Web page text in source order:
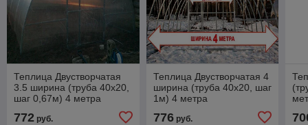
Теплица Двустворчатая
3.5 ширина (труба 40х20,
шаг 0,67м) 4 метра
772 руб.
Теплица Двустворчатая 4
ширина (труба 40х20, шаг
1м) 4 метра
776руб.